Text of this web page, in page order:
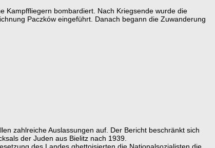
Kampffliegern bombardiert. Nach Kriegsende wurde die
Paczków eingeführt. Danach begann die Zuwanderung
zahlreiche Auslassungen auf. Der Bericht beschränkt sich
der Juden aus Bielitz nach 1939.